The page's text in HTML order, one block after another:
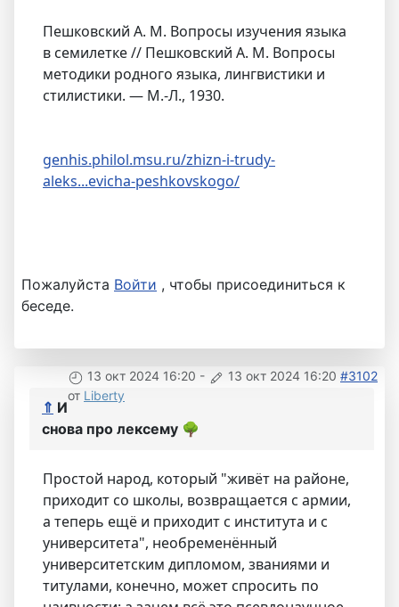
Пешковский А. М. Вопросы изучения языка
в семилетке // Пешковский А. М. Вопросы
методики родного языка, лингвистики и
стилистики. — М.-Л., 1930.
genhis.philol.msu.ru/zhizn-i-trudy-
aleks...evicha-peshkovskogo/
Пожалуйста Войти , чтобы присоединиться к
беседе.
13 окт 2024 16:20 - 13 окт 2024 16:20 #3102
от Liberty
⇑ И
снова про лексему 🌳
Простой народ, который "живёт на районе,
приходит со школы, возвращается с армии,
а теперь ещё и приходит с института и с
университета", необременённый
университетским дипломом, званиями и
титулами, конечно, может спросить по